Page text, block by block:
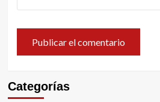
Categorías